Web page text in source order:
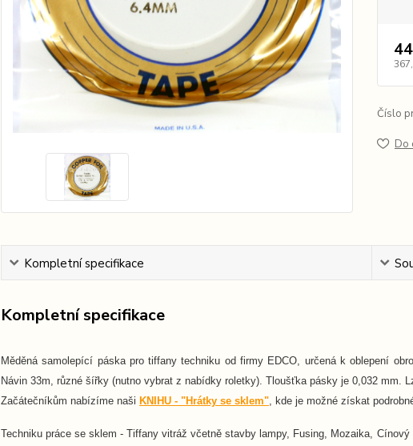
Číslo
Do
Kompletní specifikace
Kompletní specifikace
Měděná samolepící páska pro tiffany techniku od firmy EDCO, určená k oblepení
Návin 33m, různé šířky (nutno vybrat z nabídky roletky). Tloušťka pásky je 0,032 mm.
Začátečníkům nabízíme naši KNIHU - "Hrátky se sklem", kde je možné získat
Techniku práce se sklem - Tiffany vitráž včetně stavby lampy, Fusing, Mozaika,